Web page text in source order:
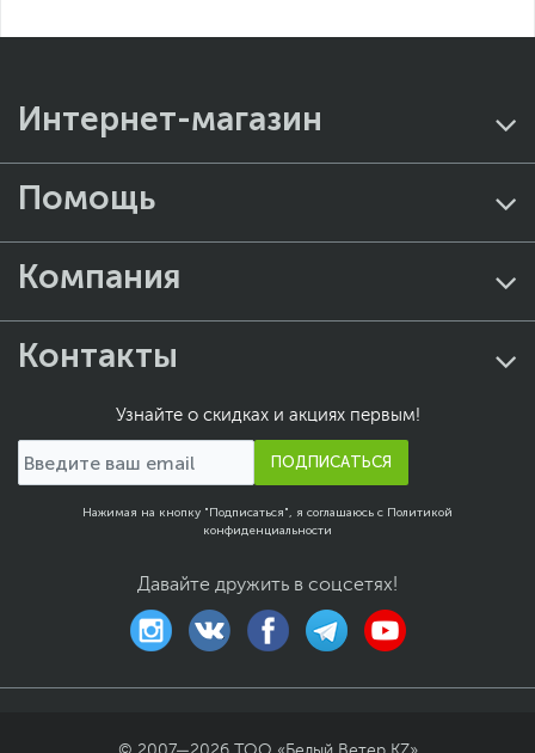
Интернет-магазин
Помощь
Компания
Контакты
Узнайте о скидках и акциях первым!
ПОДПИСАТЬСЯ
Нажимая на кнопку "Подписаться", я соглашаюсь с Политикой
конфиденциальности
Давайте дружить в соцсетях!